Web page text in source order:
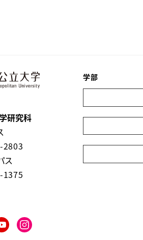
研究科
2803
ス
1375
学部